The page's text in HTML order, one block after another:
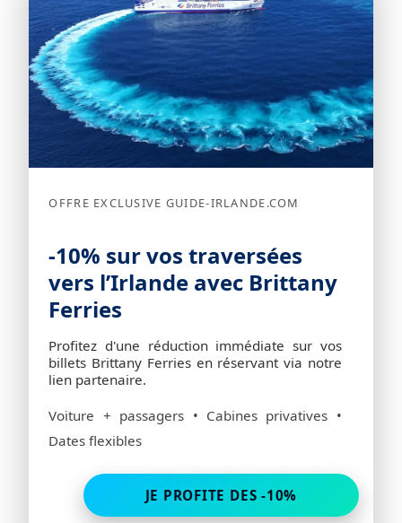
OFFRE EXCLUSIVE GUIDE-IRLANDE.COM
-10% sur vos traversées
vers l’Irlande avec Brittany
Ferries
Profitez d'une réduction immédiate sur vos
billets Brittany Ferries en réservant via notre
lien partenaire.
Voiture + passagers • Cabines privatives •
Dates flexibles
JE PROFITE DES -10%